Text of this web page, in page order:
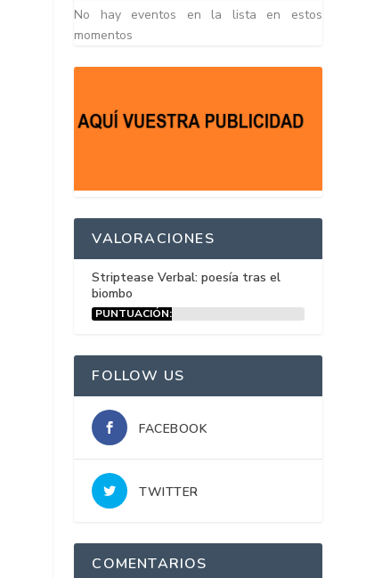
No hay eventos en la lista en estos
momentos
VALORACIONES
Striptease Verbal: poesía tras el
biombo
PUNTUACIÓN:
FOLLOW US
FACEBOOK
TWITTER
COMENTARIOS